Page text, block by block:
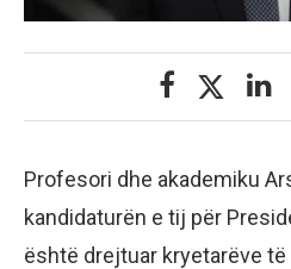
Profesori dhe akademiku
kandidaturën e tij për
është drejtuar kryetarëve të